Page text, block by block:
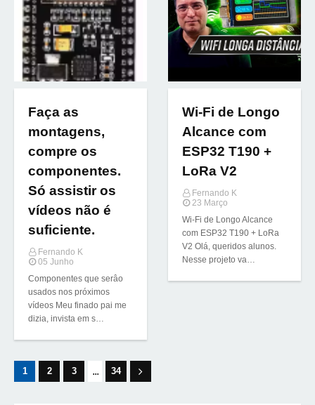
Faça as
montagens,
compre os
componentes.
Só assistir os
vídeos não é
suficiente.
Fernando K
05 Junho
Componentes que serâo
usados nos próximos
vídeos Meu finado pai me
dizia, invista em s…
Wi-Fi de Longo
Alcance com
ESP32 T190 +
LoRa V2
Fernando K
23 Março
Wi-Fi de Longo Alcance
com ESP32 T190 + LoRa
V2 Olá, queridos alunos.
Nesse projeto va…
1 2 3 ... 34